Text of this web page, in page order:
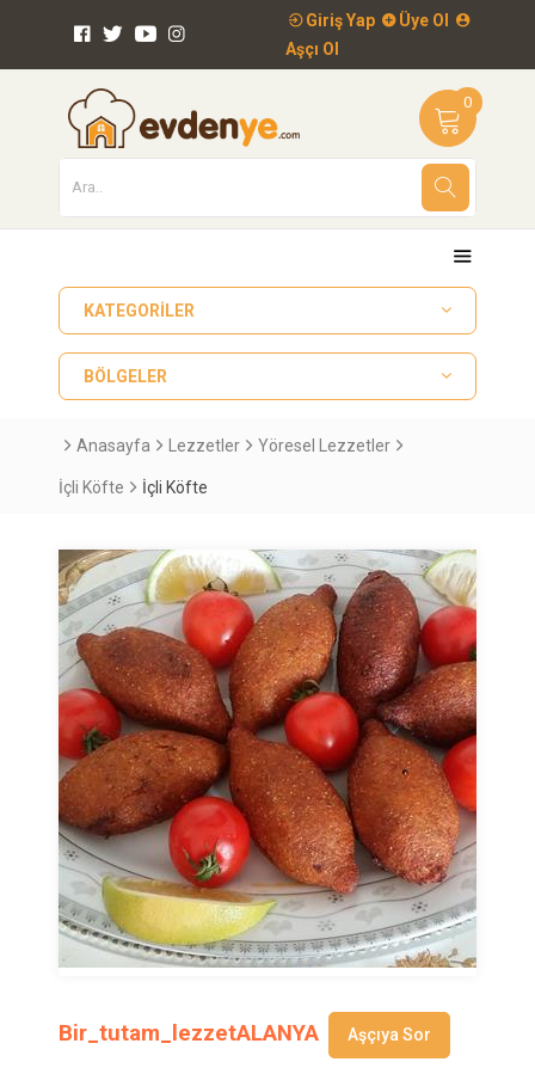
Giriş Yap
Üye Ol
Aşçı Ol
0
KATEGORILER
BÖLGELER
Anasayfa Lezzetler Yöresel Lezzetler
İçli Köfte İçli Köfte
Bir_tutam_lezzetALANYA Aşçıya Sor